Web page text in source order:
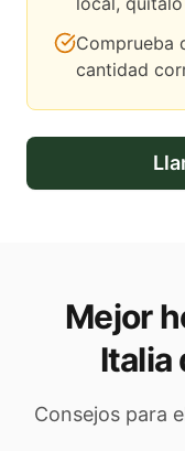
Comprueba
cantidad
Mejor
Italia
Consejos para